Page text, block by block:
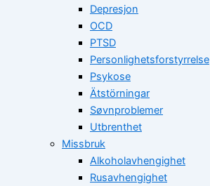
Depresjon
OCD
PTSD
Personlighetsforstyrrelse
Psykose
Ätstörningar
Søvnproblemer
Utbrenthet
Missbruk
Alkoholavhengighet
Rusavhengighet